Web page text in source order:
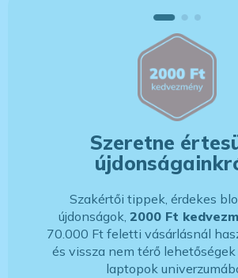
Szeretne
Szakértői tippek, érdekes
újdonságok, 2000 Ft
70.000 Ft feletti vásárlásnál
és vissza nem térő
laptopok